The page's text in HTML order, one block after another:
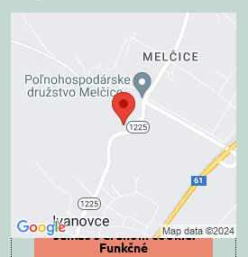
Externý obsah je
blokovaný Voľbami
súkromia
Prajete si načítať externý obsah?
Povoliť tentokrát
Povoliť a zapamätať -
súhlas s druhom cookie:
Funkčné